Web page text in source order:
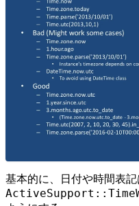
基本的に、日付や時間表記